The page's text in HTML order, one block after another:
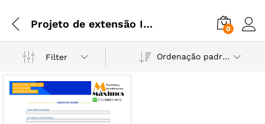
Projeto de extensão I - Engenharia de Produção 0
Filter Ordenação padrão